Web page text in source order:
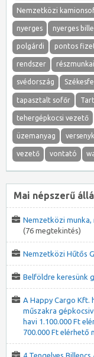
Nemzetközi
nyerges nyerges
polgárdi pontos
rendszer
svédország
tapasztalt sofőr
tehergépkocsi vezető
üzemanyag
vezető vontató
Mai népszerű
Nemzetközi munka,
(76 megtekintés)
Nemzetközi Hűtős
Belföldre keresünk
A Happy Cargo Kft.
műszakra
havi 1.100.000 Ft
700.000 Ft elérhető
4 Tengelyes